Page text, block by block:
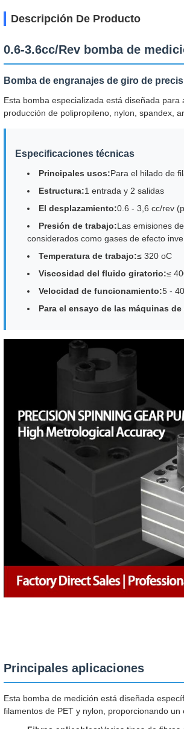
Descripción De Producto
0.6-3.6cc/Rev bomba de
Bomba de engranajes de giro de
Esta bomba especializada está diseñada
producción de polipropileno, nylon, spandex,
Especificaciones técnicas
Principales usos:Para el hilado de
Estructura:1 entrada y 2 salidas
El desplazamiento:0.6 - 3,6 cc/rev
Presión de trabajo:Las emisiones
considerados como gases de efecto
Temperatura de trabajo:≤ 320 oC
Viscosidad del fluido giratorio:≤
Velocidad de funcionamiento:5 -
Para el ensayo de las máquinas
Principales aplicaciones
Esta bomba de medición está diseñada
filamentos de PET y nylon, proporcionando